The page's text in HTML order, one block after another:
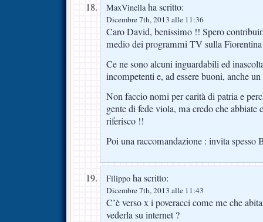
MaxVinellaha scritto:
Dicembre 7th, 2013 alle 11:36
Caro David, benissimo !! Spero
medio dei programmi TV sulla
Ce ne sono alcuni inguardabili ed
incompetenti e, ad essere buoni, anche
Non faccio nomi per carità di patria e
gente di fede viola, ma credo che
riferisco !!
Poi una raccomandazione : invita spesso
Filippo ha scritto:
Dicembre 7th, 2013 alle 11:43
C’è verso x i poveracci come me che
vederla su internet ?